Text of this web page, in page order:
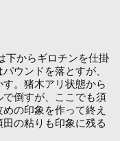
下からギロチンを仕掛
ウンドを落とすが、
。猪木アリ状態から
倒すが、ここでも須
の印象を作って終え
の粘りも印象に残る